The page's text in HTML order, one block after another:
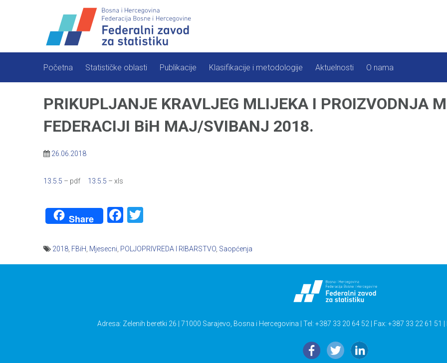
Početna Statističke oblasti Publikacije Klasifikacije i metodologije Aktuelnosti O nama
PRIKUPLJANJE KRAVLJEG MLIJEKA I PROIZVODNJA
FEDERACIJI BiH MAJ/SVIBANJ 2018.
26.06.2018
13.5.5 – pdf 13.5.5 – xls
Share Facebook
2018 FBiH Mjesecni POLJOPRIVREDA I RIBARSTVO Saopćenja
Adresa: Zelenih beretki 26 | 71000 Sarajevo, Bosna i Hercegovina | Tel: +387 33 20 64 52 | Fax: +387 33 22 61 51 |